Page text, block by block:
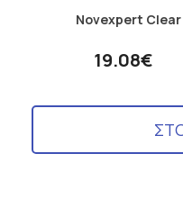
Novexpert Clear
19.08€